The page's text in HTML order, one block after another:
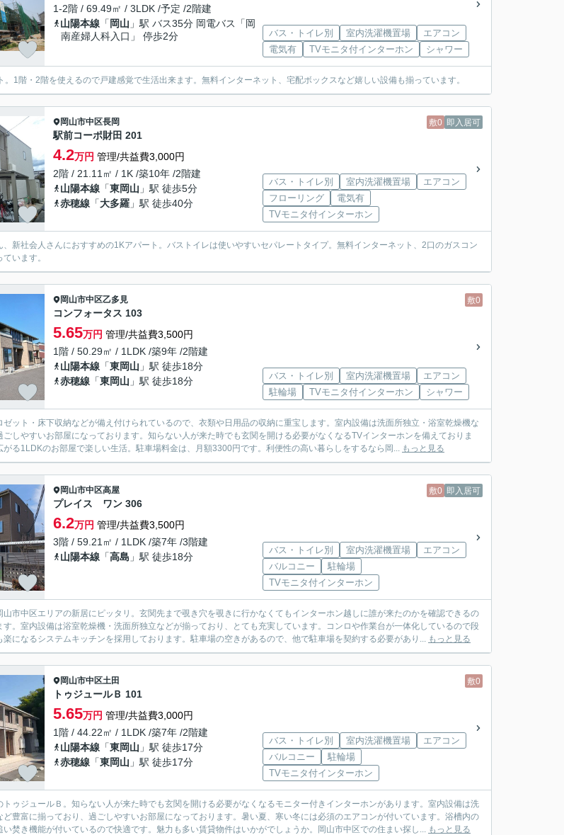
1-2階 / 69.49㎡ / 3LDK /予定 /2階建
山陽本線 「 岡山 」駅 バス35分 岡電バス「岡
南産婦人科入口」 停歩2分
バス・トイレ別 室内洗濯機置場
エアコン
電気有
TVモニタ付インターホン シャワー
1階・2階を使えるので戸建感覚で生活出来ます。無料インターネット、宅配ボックスなど嬉しい設備も揃っています。
敷0 即入居可
岡山市中区長岡
駅前コーポ財田 201
4.2万円 管理/共益費3,000円
2階 / 21.11㎡ / 1K /築10年 /2階建
山陽本線 「東岡山 」駅 徒歩5分
赤穂線 「大多羅 」駅 徒歩40分
バス・トイレ別 室内洗濯機置場
エアコン
フローリング
電気有
TVモニタ付インターホン
新社会人さんにおすすめの1Kアパート。バストイレは使いやすいセパレートタイプ。無料インターネット、2口のガスコン
います。
敷0
岡山市中区乙多見
コンフォータス 103
5.65万円 管理/共益費3,500円
1階 / 50.29㎡ / 1LDK /築9年 /2階建
山陽本線 「東岡山 」駅 徒歩18分
赤穂線 「東岡山 」駅 徒歩18分 バス・トイレ別 室内洗濯機置場
エアコン
駐輪場
TVモニタ付インターホン シャワー
ゼット・床下収納などが備え付けられているので、衣類や日用品の収納に重宝します。室内設備は洗面所独立・浴室乾燥機な
ごしやすいお部屋になっております。知らない人が来た時でも玄関を開ける必要がなくなるTVインターホンを備えておりま
がる1LDKのお部屋で楽しい生活。駐車場料金は、月額3300円です。利便性の高い暮らしをするなら岡... もっと見る
敷0 即入居可
岡山市中区高屋
プレイス ワン 306
6.2万円 管理/共益費3,500円
3階 / 59.21㎡ / 1LDK /築7年 /3階建
山陽本線 「高島 」駅 徒歩18分
バス・トイレ別 室内洗濯機置場
エアコン
バルコニー
駐輪場
TVモニタ付インターホン
市中区エリアの新居にピッタリ。玄関先まで覗き穴を覗きに行かなくてもインターホン越しに誰が来たのかを確認できるの
。室内設備は浴室乾燥機・洗面所独立などが揃っており、とても充実しています。コンロや作業台が一体化しているので段
楽になるシステムキッチンを採用しております。駐車場の空きがあるので、他で駐車場を契約する必要があり... もっと見る
敷0
岡山市中区土田
トゥジュールＢ 101
5.65万円 管理/共益費3,000円
1階 / 44.22㎡ / 1LDK /築7年 /2階建
山陽本線 「東岡山 」駅 徒歩17分
赤穂線 「東岡山 」駅 徒歩17分
バス・トイレ別 室内洗濯機置場
エアコン
バルコニー
駐輪場
TVモニタ付インターホン
トゥジュールＢ。知らない人が来た時でも玄関を開ける必要がなくなるモニター付きインターホンがあります。室内設備は洗
豊富に揃っており、過ごしやすいお部屋になっております。暑い夏、寒い冬には必須のエアコンが付いています。浴槽内の
焚き機能が付いているので快適です。魅力も多い賃貸物件はいかがでしょうか。岡山市中区での住まい探し... もっと見る